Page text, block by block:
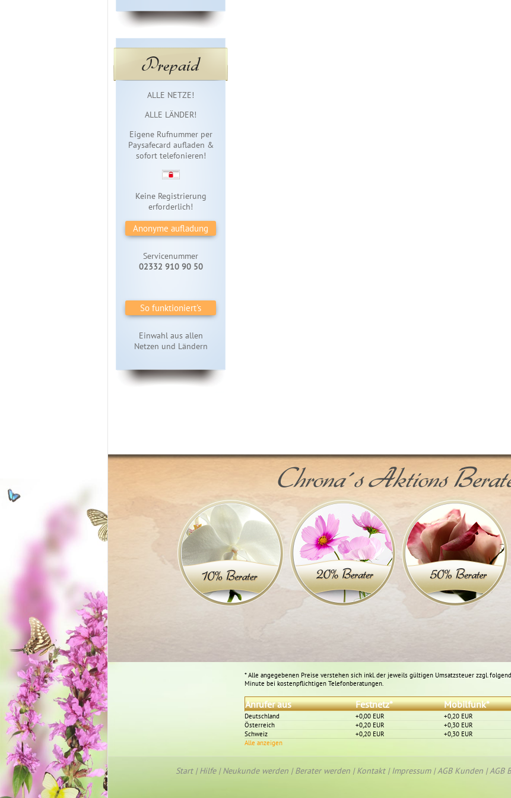
Prepaid
Sofortzugang
ALLE NETZE!
ALLE LÄNDER!
Eigene Rufnummer per
Paysafecard aufladen &
sofort telefonieren!
Keine Registrierung
erforderlich!
Anonyme aufladung
Servicenummer
02332 910 90 50
So funktioniert's
Einwahl aus allen
Netzen und Ländern
Chrona´s Aktions
* Alle angegebenen Preise verstehen sich inkl. der jeweils gültigen Umsatzsteuer zzgl.
Minute bei kostenpflichtigen Telefonberatungen.
Anrufer aus Festnetz* Mobilfunk*
Deutschland +0,00 EUR
+0,20 EUR
Österreich
+0,20 EUR
+0,30 EUR
Schweiz
+0,20 EUR
+0,30 EUR
Alle anzeigen
Start|Hilfe|Neukunde werden |Berater werden |Kontakt|Impressum|AGB Kunden |AGB